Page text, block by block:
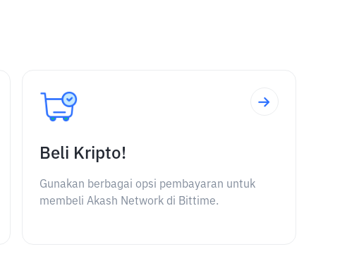
Beli Kripto!
Gunakan berbagai opsi pembayaran untuk
membeli Akash Network di Bittime.